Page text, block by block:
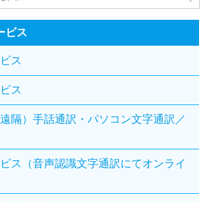
ビス
ス
ス
隔）手話通訳・パソコン文字通訳／
ス（音声認識文字通訳にてオンライ